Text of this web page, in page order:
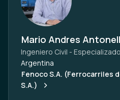
Mario Andres
Ingeniero Civil -
Argentina
Fenoco S.A. (Ferrocarriles
S.A.)